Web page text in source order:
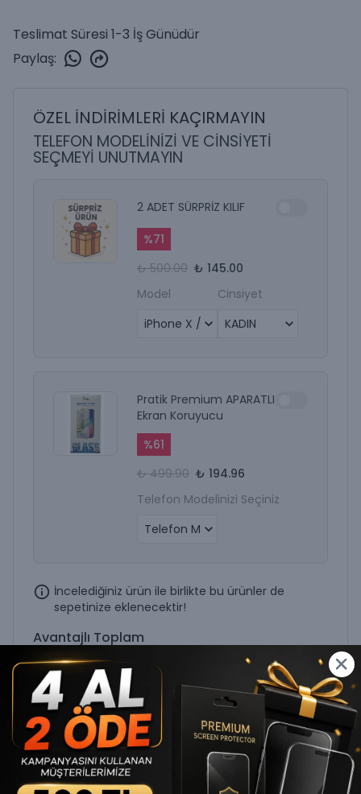
Teslimat Süresi 1-3 İş Günüdür
Paylaş:
ÖZEL İNDİRİMLERİ KAÇIRMAYIN
TELEFON MODELİNİZİ VE CİNSİYETİ
SEÇMEYİ UNUTMAYIN
2 ADET SÜRPRİZ KILIF
%71
₺ 500.00 ₺ 145.00
Model
Cinsiyet
Pratik Premium APARATLI
Ekran Koruyucu
%61
₺ 499.90 ₺ 194.96
Telefon Modelinizi Seçiniz
İncelediğiniz ürün ile birlikte bu ürünler de
sepetinize eklenecektir!
Avantajlı Toplam
%25 ₺ 999.90 ₺ 749.90
SEPETE EKLE